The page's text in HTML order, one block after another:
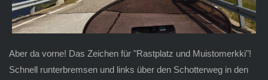
Aber da vorne! Das Zeichen für "Rastplatz und Muistomerkki"!
Schnell runterbremsen und links über den Schotterweg in den